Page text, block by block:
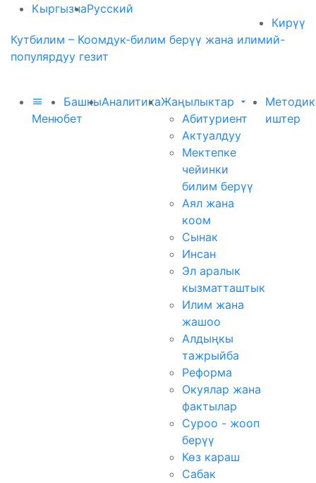
КыргызчаРусский
Кирүү
Кутбилим – Коомдук-билим берүү жана илимий-
популярдуу гезит
Меню
Башкы
бет
АналитикаЖаңылыктар
Абитуриент
Актуалдуу
Мектепке
чейинки
билим берүү
Аял жана
коом
Сынак
Инсан
Эл аралык
кызматташтык
Илим жана
жашоо
Алдыңкы
тажрыйба
Реформа
Окуялар жана
фактылар
Суроо - жооп
берүү
Көз караш
Сабак
иштер